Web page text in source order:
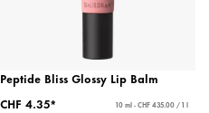
Peptide Bliss Glossy Lip Balm
CHF 4.35*
10 ml - CHF 435.00 / 1 l